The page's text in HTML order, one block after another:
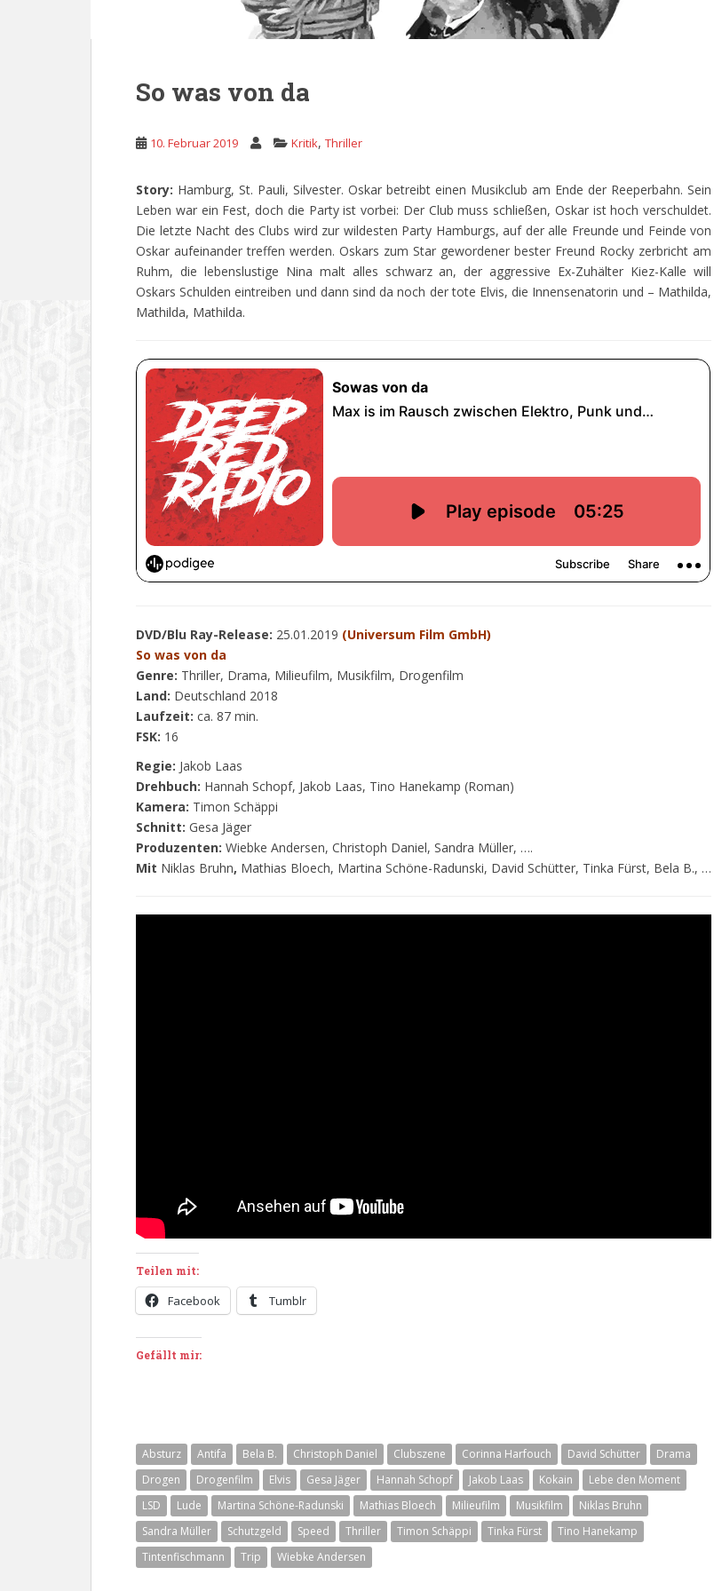
So was von da
10. Februar 2019 Kritik, Thriller
Story: Hamburg, St. Pauli, Silvester. Oskar betreibt einen Musikclub am Ende der Reeperbahn. Sein
Leben war ein Fest, doch die Party ist vorbei: Der Club muss schließen, Oskar ist hoch verschuldet.
Die letzte Nacht des Clubs wird zur wildesten Party Hamburgs, auf der alle Freunde und Feinde von
Oskar aufeinander treffen werden. Oskars zum Star gewordener bester Freund Rocky zerbricht am
Ruhm, die lebenslustige Nina malt alles schwarz an, der aggressive Ex-Zuhälter Kiez-Kalle will
Oskars Schulden eintreiben und dann sind da noch der tote Elvis, die Innensenatorin und – Mathilda,
Mathilda, Mathilda.
DVD/Blu Ray-Release: 25.01.2019 (Universum Film GmbH)
So was von da
Genre: Thriller, Drama, Milieufilm, Musikfilm, Drogenfilm
Land: Deutschland 2018
Laufzeit: ca. 87 min.
FSK: 16
Regie: Jakob Laas
Drehbuch: Hannah Schopf, Jakob Laas, Tino Hanekamp (Roman)
Kamera: Timon Schäppi
Schnitt: Gesa Jäger
Produzenten: Wiebke Andersen, Christoph Daniel, Sandra Müller, ….
Mit Niklas Bruhn, Mathias Bloech, Martina Schöne-Radunski, David Schütter, Tinka Fürst, Bela B., …
Teilen mit:
Facebook Tumblr
Gefällt mir:
Absturz Antifa Bela B. Christoph Daniel Clubszene Corinna Harfouch David Schütter
Drama
Drogen
Drogenfilm Elvis Gesa Jäger Hannah Schopf Jakob Laas Kokain
Lebe den Moment
LSD
Lude Martina Schöne-Radunski Mathias Bloech Milieufilm Musikfilm
Niklas Bruhn
Sandra Müller
Schutzgeld Speed Thriller Timon Schäppi Tinka Fürst
Tino Hanekamp
Tintenfischmann
Trip Wiebke Andersen